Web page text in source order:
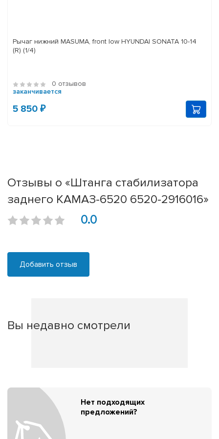
Рычаг нижний MASUMA, front low HYUNDAI SONATA 10-14
(R) (1/4)
0 отзывов
заканчивается
5 850 ₽
Отзывы о «Штанга стабилизатора
заднего КАМАЗ-6520 6520-2916016»
0.0
Добавить отзыв
Вы недавно смотрели
Нет подходящих
предложений?